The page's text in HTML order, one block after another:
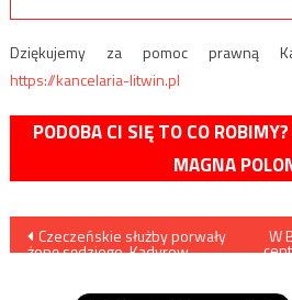
Dziękujemy za pomoc prawną
https://kancelaria-litwin.pl
PODOBA CI SIĘ TO CO
MAGNA
Nawigacja
Czeczeńskie służby porwały
żonę sędziego. Kadyrow
W